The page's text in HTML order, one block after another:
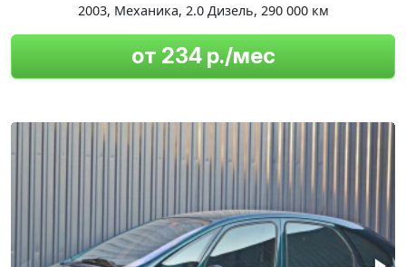
2003, Механика, 2.0 Дизель, 290 000 км
от 234 р./мес